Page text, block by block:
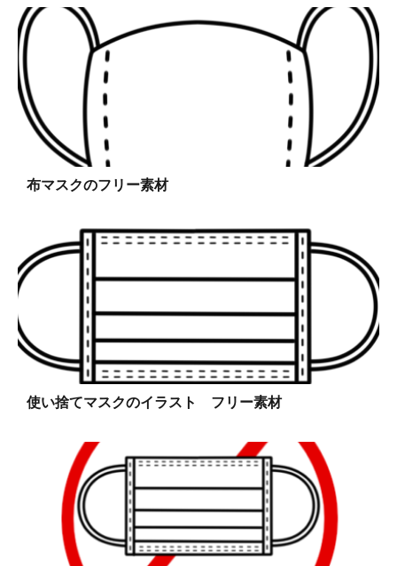
布マスクのフリー素材
使い捨てマスクのイラスト フリー素材